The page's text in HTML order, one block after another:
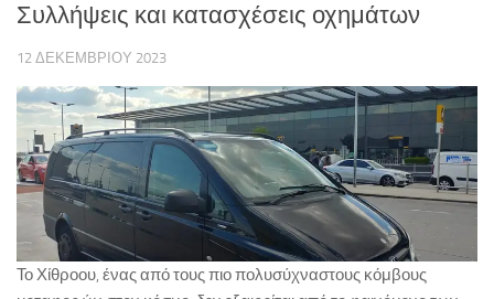
Συλλήψεις και κατασχέσεις οχημάτων
12 ΔΕΚΕΜΒΡΊΟΥ 2023
Το Χίθροου, ένας από τους πιο πολυσύχναστους κόμβους